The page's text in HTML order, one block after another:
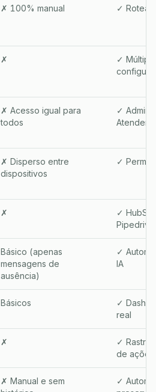
✗ 100% manual ✓
✗
✓
✗ Acesso igual para
todos
✓ Admin
✗ Disperso entre
dispositivos
✓
✗
✓
Básico (apenas
mensagens de
ausência)
✓
IA
Básicos
✓
real
✗
✓
de ações
✗ Manual e sem
✓